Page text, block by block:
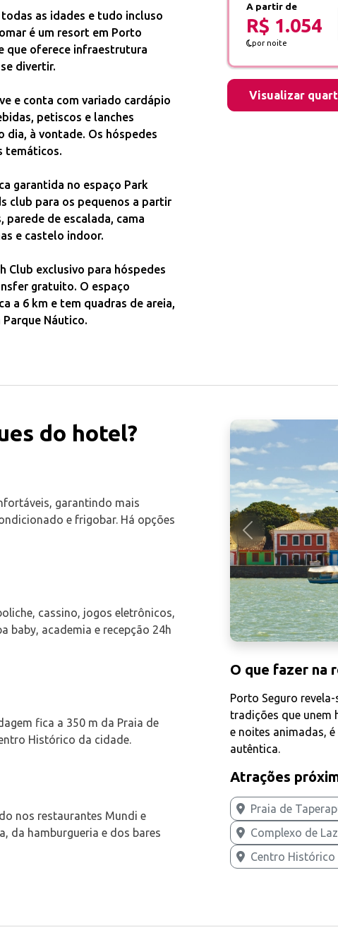
as idades e tudo incluso
é um resort em Porto
que oferece infraestrutura
divertir.
e conta com variado cardápio
petiscos e lanches
à vontade. Os hóspedes
temáticos.
garantida no espaço Park
club para os pequenos a partir
parede de escalada, cama
e castelo indoor.
Club exclusivo para hóspedes
gratuito. O espaço
a 6 km e tem quadras de areia,
Náutico.
A partir de
R$ 1.054
por noite
Visualizar
do hotel?
garantindo mais
e frigobar. Há opções
cassino, jogos eletrônicos,
baby, academia e recepção 24h
fica a 350 m da Praia de
Histórico da cidade.
nos restaurantes Mundi e
da hamburgueria e dos bares
O que fazer na
Anterior
Porto Seguro
tradições que unem
e noites animadas,
autêntica.
Atrações
Praia de
Complexo de
Centro Histórico